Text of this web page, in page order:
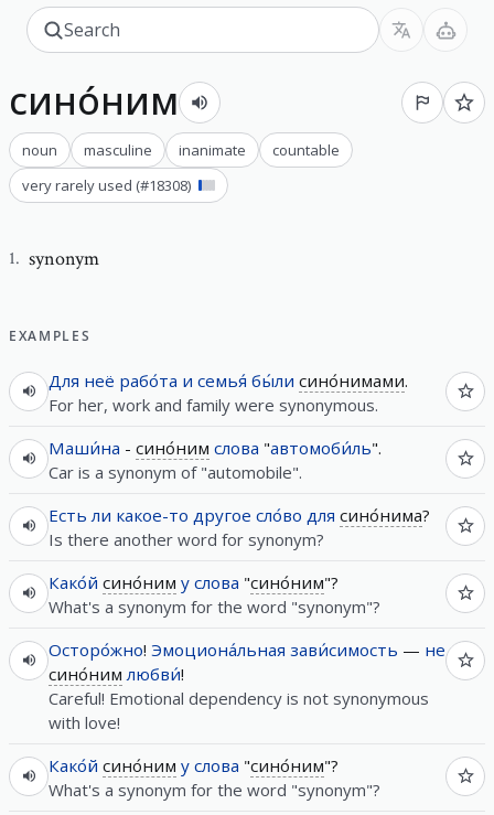
сино́ним
noun masculine inanimate
countable
very rarely used (#18308)
1. synonym
EXAMPLES
Для неё рабо́та и семья́ бы́ли сино́нимами.
For her, work and family were synonymous.
Маши́на - сино́ним слова "автомоби́ль".
Car is a synonym of "automobile".
Есть ли какое-то другое сло́во для сино́нима?
Is there another word for synonym?
Како́й сино́ним у слова "сино́ним"?
What's a synonym for the word "synonym"?
Осторо́жно! Эмоциона́льная зави́симость — не
сино́ним любви́!
Careful! Emotional dependency is not synonymous
with love!
Како́й сино́ним у слова "сино́ним"?
What's a synonym for the word "synonym"?